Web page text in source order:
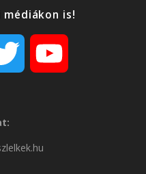
médiákon is!